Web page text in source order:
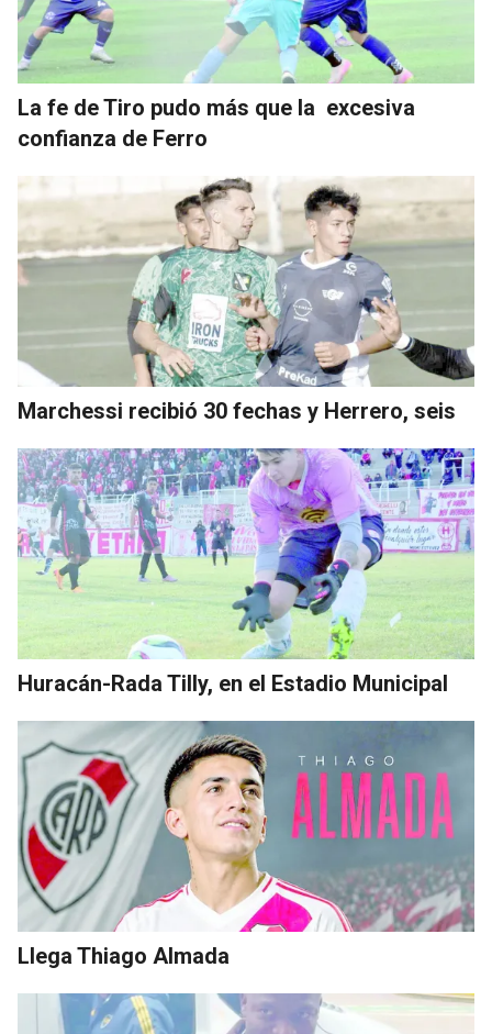
La fe de Tiro pudo más que la excesiva
confianza de Ferro
Marchessi recibió 30 fechas y Herrero, seis
Huracán-Rada Tilly, en el Estadio Municipal
Llega Thiago Almada